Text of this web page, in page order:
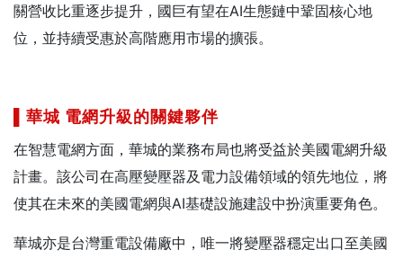
關營收比重逐步提升，國巨有望在AI生態鏈中鞏固核心地
位，並持續受惠於高階應用市場的擴張。
華城 電網升級的關鍵夥伴
在智慧電網方面，華城的業務布局也將受益於美國電網升級
計畫。該公司在高壓變壓器及電力設備領域的領先地位，將
使其在未來的美國電網與AI基礎設施建設中扮演重要角色。
華城亦是台灣重電設備廠中，唯一將變壓器穩定出口至美國